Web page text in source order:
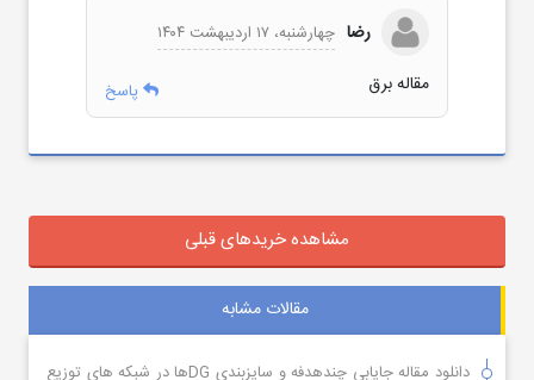
رضا چهارشنبه، ۱۷ اردیبهشت ۱۴۰۴
مقاله برق پاسخ
مشاهده خریدهای قبلی
مقالات مشابه
دانلود مقاله جایابی چندهدفه و سایزبندی DGها در شبکه های توزیع